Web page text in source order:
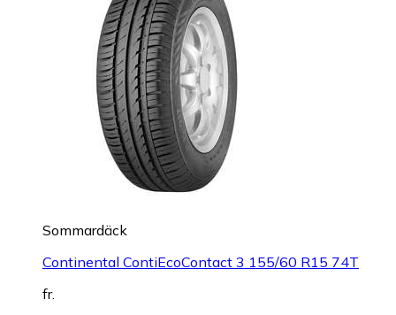
Sommardäck
Continental ContiEcoContact 3 155/60 R15 74T
fr.